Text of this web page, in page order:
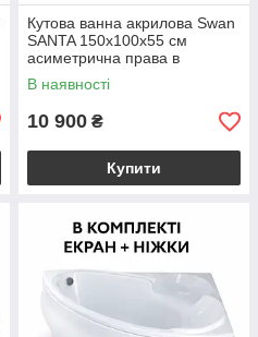
Кутова ванна акрилова Swan
SANTA 150x100х55 см
асиметрична права в
комплекті ніжки та екран для
ванни
В наявності
10 900 ₴
Купити